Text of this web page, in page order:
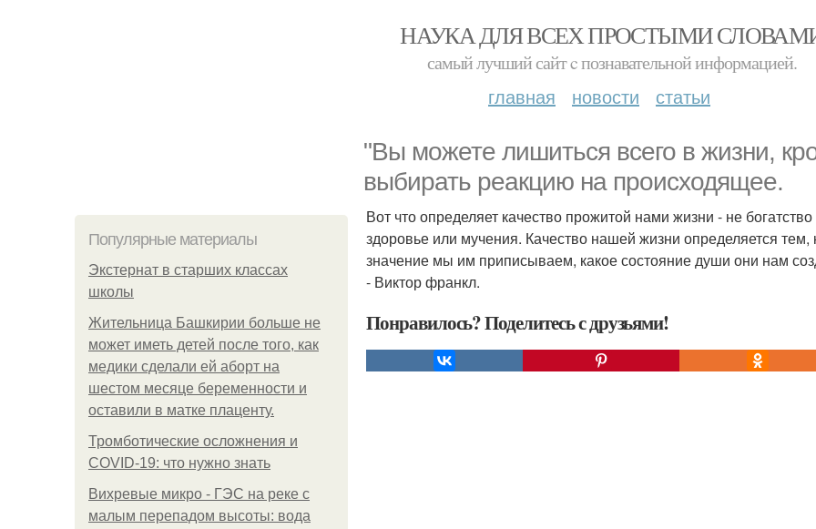
НАУКА ДЛЯ ВСЕХ ПРОСТЫМИ
самый лучший сайт c познавательной информацией.
главная новости статьи
"Вы можете лишиться всего в жизни,
выбирать реакцию на происходящее.
Популярные материалы
Экстернат в старших классах
школы
Жительница Башкирии больше не
может иметь детей после того, как
медики сделали ей аборт на
шестом месяце беременности и
оставили в матке плаценту.
Тромботические осложнения и
COVID-19: что нужно знать
Вихревые микро - ГЭС на реке с
малым перепадом высоты: вода
Вот что определяет качество прожитой нами жизни - не
здоровье или мучения. Качество нашей жизни определяется
значение мы им приписываем, какое состояние души они нам
- Виктор франкл.
Понравилось? Поделитесь с друзьями!